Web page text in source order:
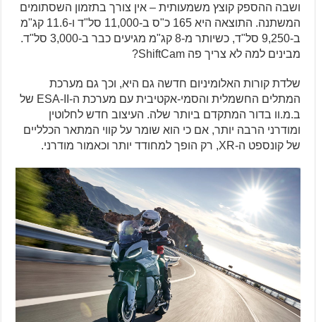
ושבה ההספק קוצץ משמעותית – אין צורך בתזמון השסתומים
המשתנה. התוצאה היא 165 כ"ס ב-11,000 סל"ד ו-11.6 קג"מ
ב-9,250 סל"ד, כשיותר מ-8 קג"מ מגיעים כבר ב-3,000 סל"ד.
מבינים למה לא צריך פה ShiftCam?
שלדת קורות האלומיניום חדשה גם היא, וכך גם מערכת
המתלים החשמלית והסמי-אקטיבית עם מערכת ה-ESA-II של
ב.מ.וו בדור המתקדם ביותר שלה. העיצוב חדש לחלוטין
ומודרני הרבה יותר, אם כי הוא שומר על קווי המתאר הכלליים
של קונספט ה-XR, רק הופך למחודד יותר וכאמור מודרני.